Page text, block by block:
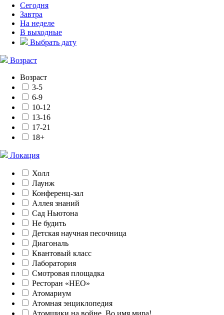
Сегодня
Завтра
На неделе
В выходные
Выбрать дату
Возраст
Возраст
3-5
6-9
10-12
13-16
17-21
18+
Локация
Холл
Лаунж
Конференц-зал
Аллея знаний
Сад Ньютона
Не будить
Детская научная песочница
Диагональ
Квантовый класс
Лаборатория
Смотровая площадка
Ресторан «НЕО»
Атомариум
Атомная энциклопедия
Атомщики на войне. Во имя мира!